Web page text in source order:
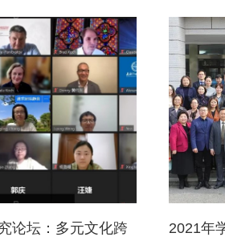
论坛：多元文化跨
2021年